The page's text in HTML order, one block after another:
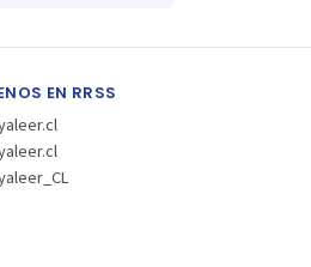
EN RRSS